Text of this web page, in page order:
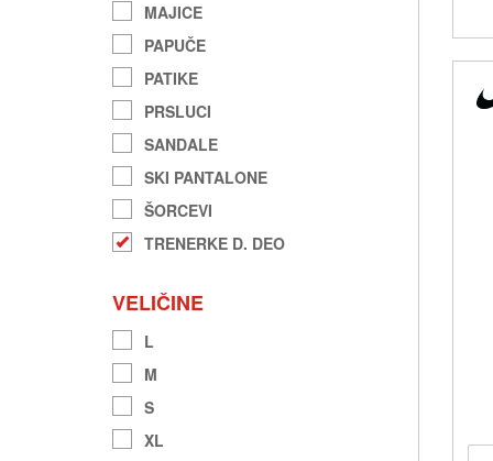
MAJICE
PAPUČE
PATIKE
PRSLUCI
SANDALE
SKI PANTALONE
ŠORCEVI
TRENERKE D. DEO
VELIČINE
L
M
S
XL